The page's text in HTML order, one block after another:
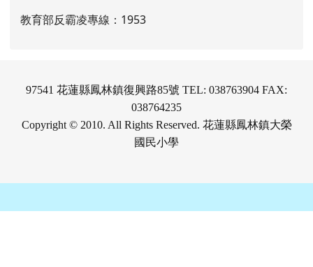
教育部反霸凌專線：1953
97541 花蓮縣鳳林鎮復興路85號 TEL: 038763904 FAX:
038764235
Copyright © 2010. All Rights Reserved. 花蓮縣鳳林鎮大榮
國民小學